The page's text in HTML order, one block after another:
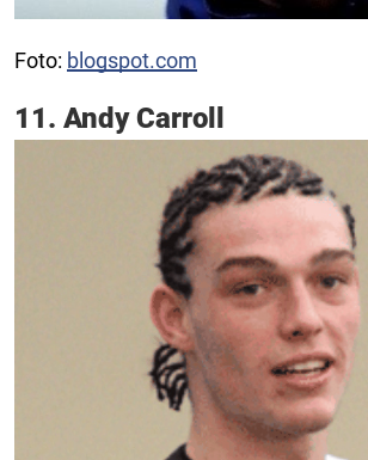
Foto: blogspot.com
11. Andy Carroll